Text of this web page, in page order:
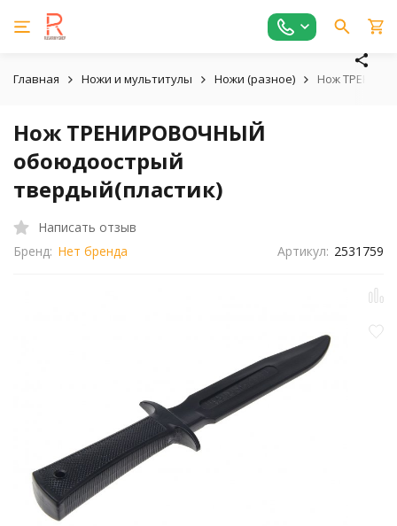
Главная Ножи и мультитулы Ножи (разное) Нож
Нож ТРЕНИРОВОЧНЫЙ
обоюдоострый
твердый(пластик)
Написать отзыв
Бренд: Нет бренда Артикул: 2531759